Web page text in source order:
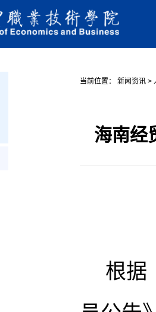
当前位置： 新闻资讯 >
海南经
根据